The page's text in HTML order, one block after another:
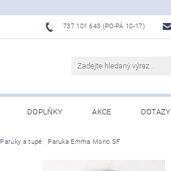
737 101 643 (PO-PÁ 10-17)
DOPLŇKY AKCE DOTAZY
Paruky a tupé Paruka Emma Mono SF